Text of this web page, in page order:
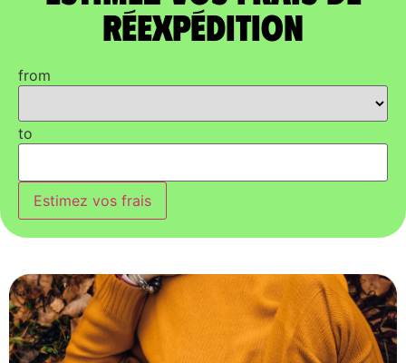
réexpédition
from
to
Estimez vos frais